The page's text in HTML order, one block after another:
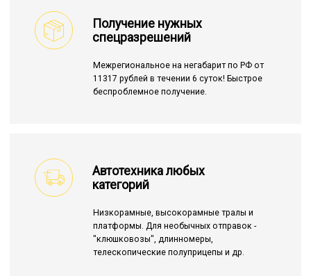
Получение нужных
спецразрешений
Межрегиональное на негабарит по РФ от
11317 рублей в течении 6 суток! Быстрое
беспроблемное получение.
Автотехника любых
категорий
Низкорамные, высокорамные тралы и
платформы. Для необычных отправок -
"клюшковозы", длинномеры,
телескопические полуприцепы и др.